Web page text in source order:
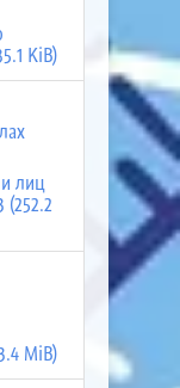
KiB)
лиц
MiB)